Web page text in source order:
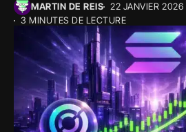
MARTIN DE REIS
22 JANVIER 2026
3 MINUTES DE LECTURE